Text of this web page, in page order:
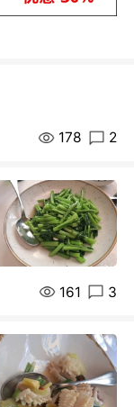
178 2
161 3